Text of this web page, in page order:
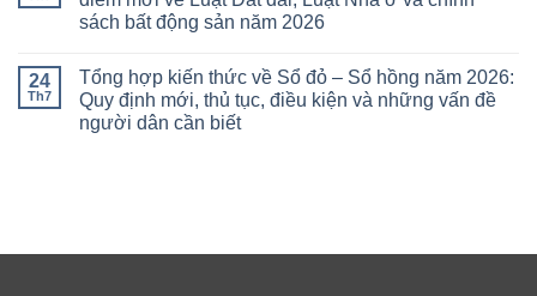
sách bất động sản năm 2026
24
Th7
Tổng hợp kiến thức về Sổ đỏ – Sổ hồng năm 2026:
Quy định mới, thủ tục, điều kiện và những vấn đề
người dân cần biết